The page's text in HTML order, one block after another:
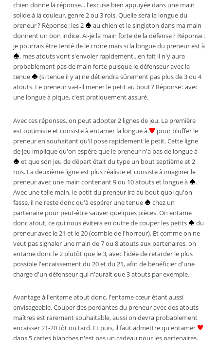
chien donne la réponse... l'excuse bien appuyée dans une main
solide à la couleur, genre 2 ou 3 rois. Quelle sera la longue du
preneur ? Réponse : les 2
au chien et le singleton dans ma main
donnent un bon indice. Ai-je la main forte de la défense ? Réponse :
je pourrais être tenté de le croire mais si la longue du preneur est à
, mes atouts vont s'envoler rapidement...en fait il n'y aura
probablement pas de main forte puisque le défenseur avec la
tenue
(si tenue il y a) ne détiendra sûrement pas plus de 3 ou 4
atouts. Le preneur va-t-il mener le petit au bout ? Réponse : avec
une longue à pique, c'est pratiquement assuré.
Avec ces réponses, on peut adopter 2 lignes de jeu. La première
est optimiste et consiste à entamer la longue à
pour bluffer le
preneur en souhaitant qu'il pose rapidement le petit. Cette ligne
de jeu implique qu'on espère que le preneur n'a pas de longue à
et que son jeu de départ était du type un bout septième et 2
rois. La deuxième ligne est plus réaliste et consiste à imaginer le
preneur avec une main contenant 9 ou 10 atouts et longue à
.
Avec une telle main, le petit du preneur ira au bout quoi qu'on
fasse, il ne reste donc qu'à espérer une tenue
chez un
partenaire pour peut-être sauver quelques pièces. On entame
donc atout, ce qui nous évitera en outre de couper les petits
du
preneur avec le 21 et le 20 (comble de l'horreur). Et comme on ne
veut pas signaler une main de 7 ou 8 atouts aux partenaires, on
entame donc le 2 plutôt que le 3, avec l'idée de retarder le plus
possible l'encaissement du 20 et du 21, afin de bénéficier d'une
charge d'un défenseur qui n'aurait que 3 atouts par exemple.
Avantage à l'entame atout donc, l'entame cœur étant aussi
envisageable. Couper des perdantes du preneur avec des atouts
maîtres est rarement souhaitable, aussi on devra probablement
encaisser 21-20 tôt ou tard. Et puis, il faut admettre qu'entamer